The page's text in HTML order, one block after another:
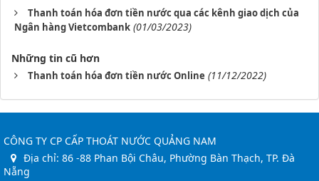
Thanh toán hóa đơn tiền nước qua các kênh giao dịch của
Ngân hàng Vietcombank (01/03/2023)
Những tin cũ hơn
Thanh toán hóa đơn tiền nước Online (11/12/2022)
CÔNG TY CP CẤP THOÁT NƯỚC QUẢNG NAM
Địa chỉ: 86 -88 Phan Bội Châu, Phường Bàn Thạch, TP. Đà
Nẵng